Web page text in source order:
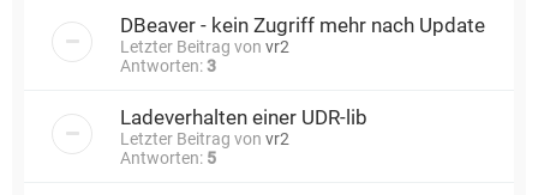
DBeaver - kein Zugriff mehr nach Update
Letzter Beitrag von vr2
Antworten:3
Ladeverhalten einer UDR-lib
Letzter Beitrag von vr2
Antworten: 5